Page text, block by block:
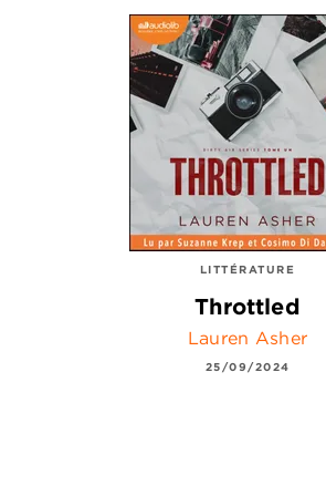
LITTÉRATURE
Throttled
Lauren Asher
25/09/2024